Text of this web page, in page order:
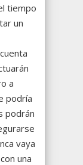
tiempo
un
a
podría
podrán
vaya
una